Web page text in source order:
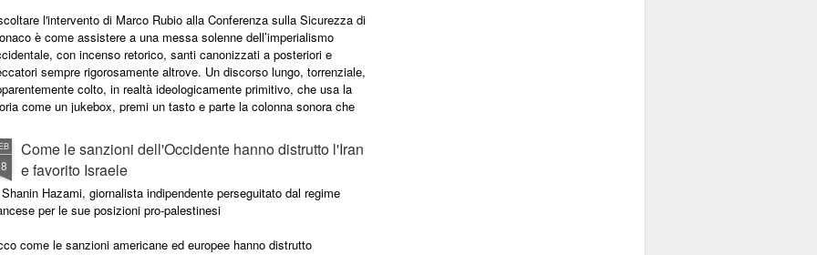
di Gaza.
l'intervento di Marco Rubio alla Conferenza sulla Sicurezza di
è come assistere a una messa solenne dell’imperialismo
con incenso retorico, santi canonizzati a posteriori e
sempre rigorosamente altrove. Un discorso lungo, torrenziale,
colto, in realtà ideologicamente primitivo, che usa la
come un jukebox, premi un tasto e parte la colonna sonora che
Come le sanzioni dell'Occidente hanno distrutto l'Iran
e favorito Israele
Hazami, giornalista indipendente perseguitato dal regime
per le sue posizioni pro-palestinesi
come le sanzioni americane ed europee hanno distrutto